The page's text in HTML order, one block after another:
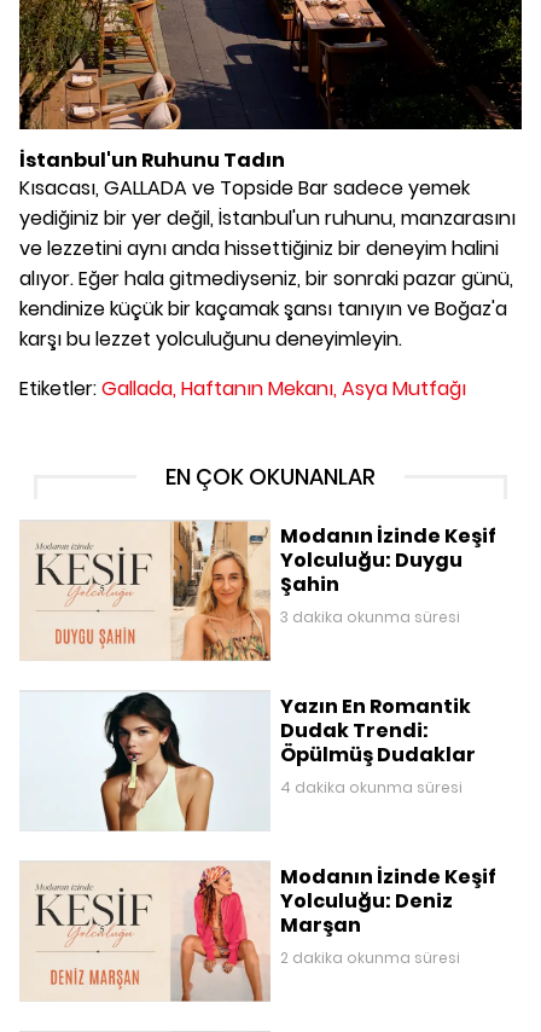
İstanbul'un Ruhunu Tadın
Kısacası, GALLADA ve Topside Bar sadece yemek
yediğiniz bir yer değil, İstanbul'un ruhunu, manzarasını
ve lezzetini aynı anda hissettiğiniz bir deneyim halini
alıyor. Eğer hala gitmediyseniz, bir sonraki pazar günü,
kendinize küçük bir kaçamak şansı tanıyın ve Boğaz'a
karşı bu lezzet yolculuğunu deneyimleyin.
Etiketler:Gallada,Haftanın Mekanı,Asya Mutfağı
EN ÇOK OKUNANLAR
Modanın İzinde Keşif
Yolculuğu: Duygu
Şahin
3 dakika okunma süresi
Yazın En Romantik
Dudak Trendi:
Öpülmüş Dudaklar
4 dakika okunma süresi
Modanın İzinde Keşif
Yolculuğu: Deniz
Marşan
2 dakika okunma süresi